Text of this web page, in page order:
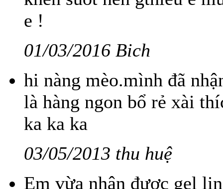
e !
01/03/2016 Bich
hi nàng mèo.mình đã
là hàng ngon bổ rẻ xài
ka ka ka
03/05/2013 thu huệ
Em vừa nhận được gel